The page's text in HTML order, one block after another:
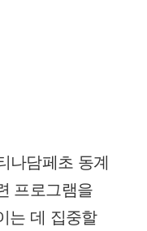
나담페초 동계
프로그램을
는 데 집중할